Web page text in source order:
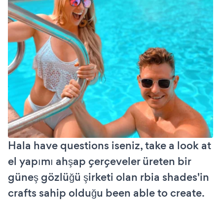
Hala have questions iseniz, take a look at
el yapımı ahşap çerçeveler üreten bir
güneş gözlüğü şirketi olan rbia shades'in
crafts sahip olduğu been able to create.